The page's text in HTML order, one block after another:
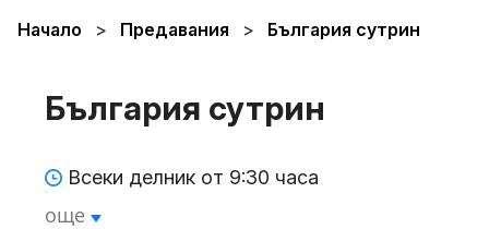
Начало Предавания България сутрин
България сутрин
Всеки делник от 9:30 часа
още